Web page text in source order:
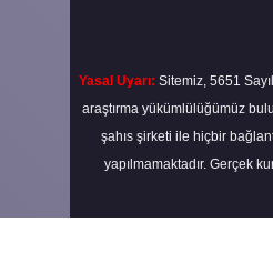
Yasal Uyarı: Sitemiz, 5651
araştırma yükümlülüğümüz
şahıs şirketi ile hiçbir
yapılmamaktadır. Gerçek